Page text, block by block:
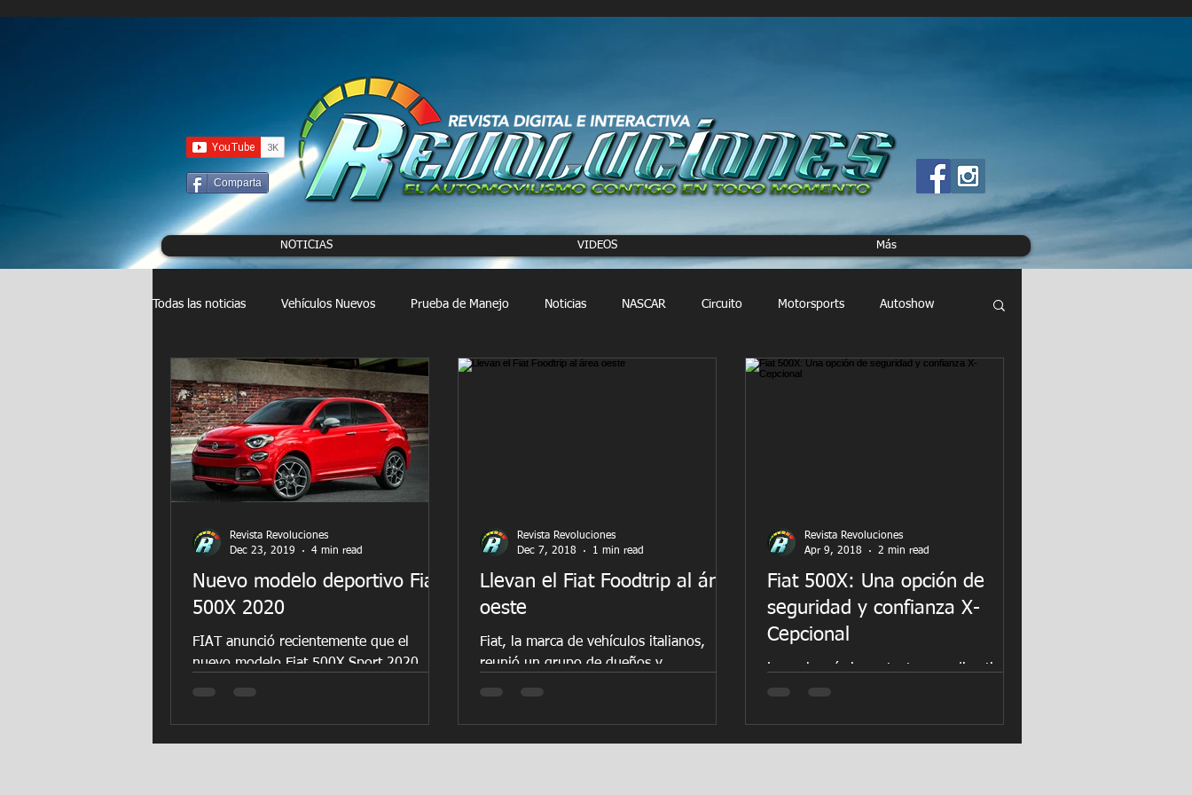
Comparta
NOTICIAS VIDEOS Más
Todas las noticias Vehículos Nuevos Prueba de Manejo Noticias NASCAR Circuito Motorsports Autoshow
Drag Racing FORMULA E FORMULA 1
Nuevo modelo deportivo Fiat
500X 2020
FIAT anunció recientemente que el
nuevo modelo Fiat 500X Sport 2020
estará disponible para el mercado. El
Revista Revoluciones
Dec 23, 2019
4 min read
Llevan el Fiat Foodtrip al área
oeste
Fiat, la marca de vehículos italianos,
reunió un grupo de dueños y
conductores de Fiats recientemente para
Revista Revoluciones
Dec 7, 2018
1 min read
Fiat 500X: Una opción de
seguridad y confianza X-
Cepcional
La regla más importante para divertirse
es hacerlo de forma segura. Por eso, el
Revista Revoluciones
Apr 9, 2018
2 min read